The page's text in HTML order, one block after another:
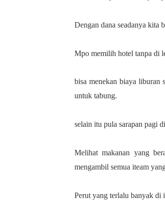
Dengan dana seadanya kita
Mpo memilih hotel tanpa di
bisa menekan biaya liburan
untuk tabung.
selain itu pula sarapan pagi
Melihat makanan yang
mengambil semua iteam
Perut yang terlalu banyak di